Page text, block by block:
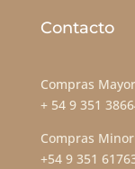
Contacto
Compras
+ 54 9 351
Compras
+54 9 351